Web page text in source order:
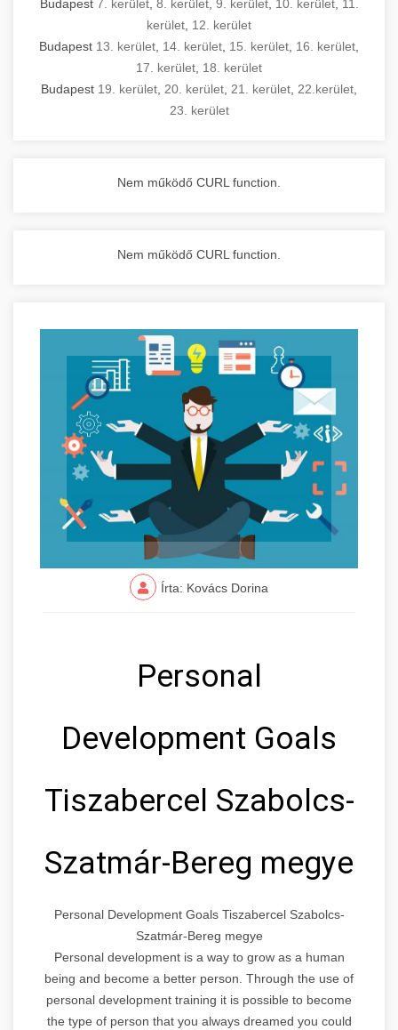
Budapest 7. kerület, 8. kerület, 9. kerület, 10. kerület, 11.
kerület 12. kerület
Budapest 13. kerület 14. kerület 15. kerület 16. kerület
17. kerület 18. kerület
Budapest 19. kerület 20. kerület 21. kerület 22.kerület
23. kerület
Nem működő CURL function.
Nem működő CURL function.
Írta: Kovács Dorina
Personal
Development Goals
Tiszabercel Szabolcs-
Szatmár-Bereg megye
Personal Development Goals Tiszabercel Szabolcs-
Szatmár-Bereg megye
Personal development is a way to grow as a human
being and become a better person. Through the use of
personal development training it is possible to become
the type of person that you always dreamed you could